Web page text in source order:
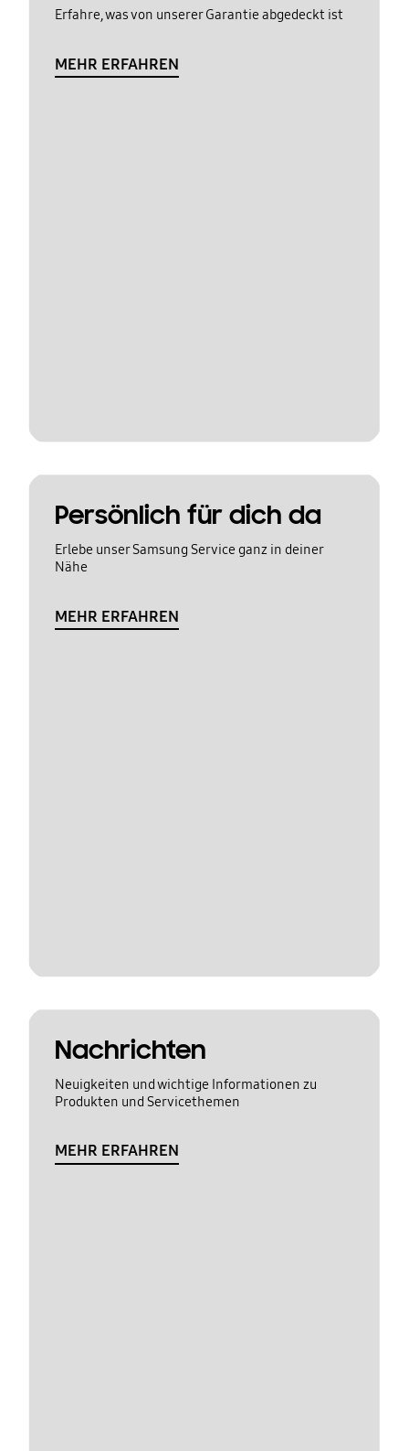
Erfahre, was von unserer Garantie abgedeckt ist
MEHR ERFAHREN
Persönlich für dich da
Erlebe unser Samsung Service ganz in deiner
Nähe
MEHR ERFAHREN
Nachrichten
Neuigkeiten und wichtige Informationen zu
Produkten und Servicethemen
MEHR ERFAHREN